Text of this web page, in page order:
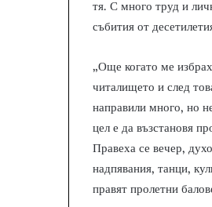
тя. С много труд и
събития от
„Още когато ме
читалището и след
направили много, но
цел е да възстановя
Правеха се вечер,
надпявания, танци,
правят пролетни